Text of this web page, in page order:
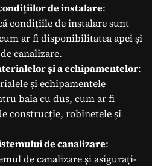
de instalare:
condițiile de instalare sunt
ar fi disponibilitatea apei și
canalizare.
și a echipamentelor:
și echipamentele
baia cu dus, cum ar fi
construcție, robinetele și
de canalizare:
de canalizare și asigurați-